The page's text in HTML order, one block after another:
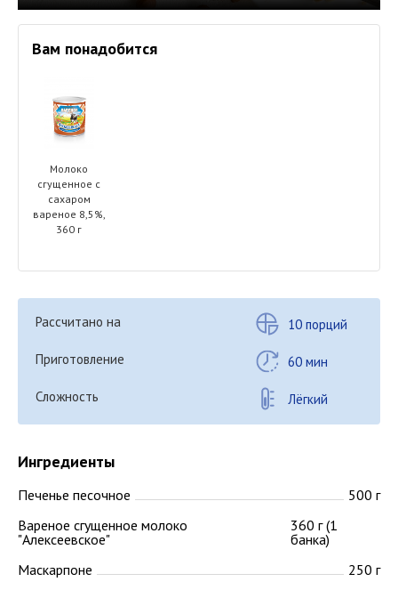
Вам понадобится
Молоко
сгущенное с
сахаром
вареное 8,5%,
360 г
Рассчитано на 10 порций
Приготовление 60 мин
Сложность Лёгкий
Ингредиенты
Печенье песочное
500 г
Вареное сгущенное молоко
"Алексеевское"
360 г (1
банка)
Маскарпоне
250 г